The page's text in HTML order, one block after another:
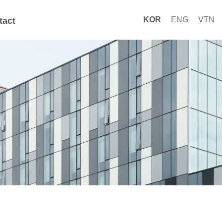
KOR ENG VTN